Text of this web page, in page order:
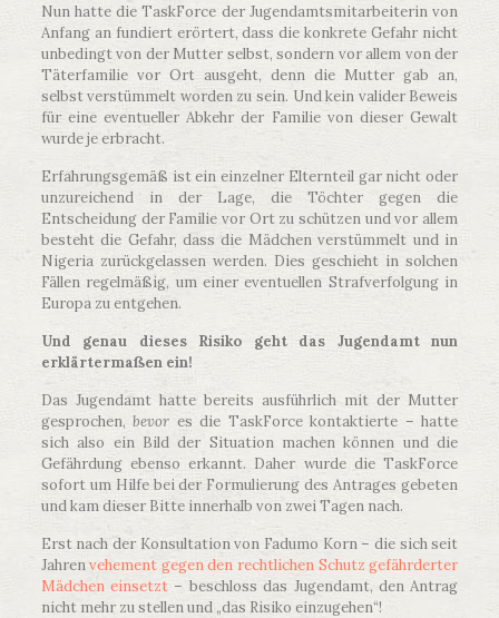
Nun hatte die TaskForce der Jugendamtsmitarbeiterin von
Anfang an fundiert erörtert, dass die konkrete Gefahr nicht
unbedingt von der Mutter selbst, sondern vor allem von der
Täterfamilie vor Ort ausgeht, denn die Mutter gab an,
selbst verstümmelt worden zu sein. Und kein valider Beweis
für eine eventueller Abkehr der Familie von dieser Gewalt
wurde je erbracht.
Erfahrungsgemäß ist ein einzelner Elternteil gar nicht oder
unzureichend in der Lage, die Töchter gegen die
Entscheidung der Familie vor Ort zu schützen und vor allem
besteht die Gefahr, dass die Mädchen verstümmelt und in
Nigeria zurückgelassen werden. Dies geschieht in solchen
Fällen regelmäßig, um einer eventuellen Strafverfolgung in
Europa zu entgehen.
Und genau dieses Risiko geht das Jugendamt nun
erklärtermaßen ein!
Das Jugendamt hatte bereits ausführlich mit der Mutter
gesprochen,bevor es die TaskForce kontaktierte – hatte
sich also ein Bild der Situation machen können und die
Gefährdung ebenso erkannt. Daher wurde die TaskForce
sofort um Hilfe bei der Formulierung des Antrages gebeten
und kam dieser Bitte innerhalb von zwei Tagen nach.
Erst nach der Konsultation von Fadumo Korn – die sich seit
Jahrenvehement gegen den rechtlichen Schutz gefährderter
Mädchen einsetzt – beschloss das Jugendamt, den Antrag
nicht mehr zu stellen und „das Risiko einzugehen“!